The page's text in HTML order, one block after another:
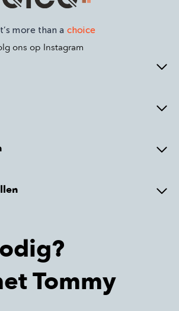
more than achoice
Tommy